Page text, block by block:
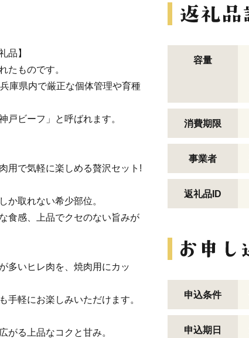
品】
たものです。
庫県内で厳正な個体管理や育種
戸ビーフ」と呼ばれます。
用で気軽に楽しめる贅沢セット!
か取れない希少部位。
食感、上品でクセのない旨みが
多いヒレ肉を、焼肉用にカッ
手軽にお楽しみいただけます。
がる上品なコクと甘み。
容量
消費期限
事業者
返礼品ID
申込条件
申込期日